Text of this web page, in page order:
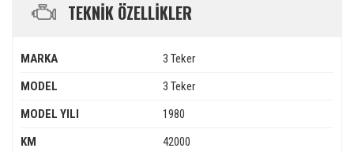
TEKNİK ÖZELLİKLER
MARKA
3 Teker
MODEL
3 Teker
MODEL YILI
1980
KM
42000